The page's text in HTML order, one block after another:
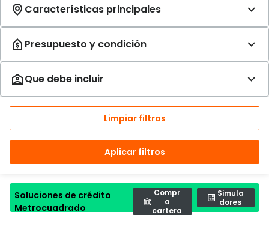
Limpiar filtros
Aplicar filtros
Soluciones de crédito
Metrocuadrado
Compr
a
cartera
Simula
dores